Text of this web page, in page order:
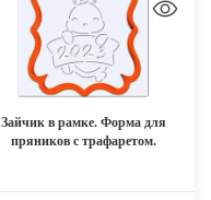
Зайчик в рамке. Форма для
пряников с трафаретом.